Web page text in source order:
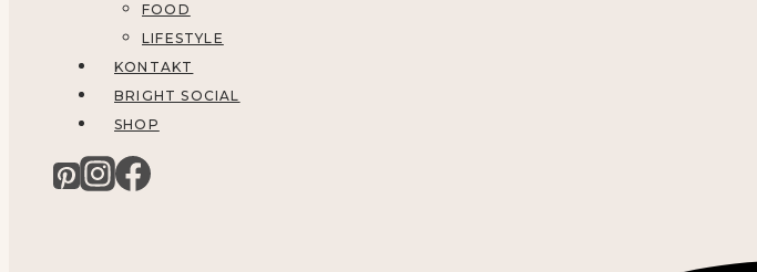
FOOD
LIFESTYLE
KONTAKT
BRIGHT SOCIAL
SHOP